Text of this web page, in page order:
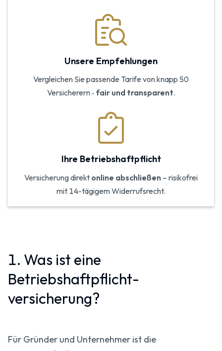
Unsere Empfehlungen
Vergleichen Sie passende Tarife von knapp 50
Versicherern ‑ fair und transparent.
Ihre Betriebshaftpflicht
Versicherung direkt online abschließen – risikofrei
mit 14-tägigem Widerrufsrecht.
1. Was ist eine
Betriebshaftpflicht­
versicherung?
Für Gründer und Unternehmer ist die